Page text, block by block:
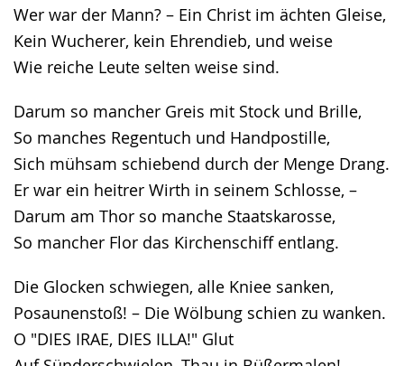
Wer war der Mann? – Ein Christ im ächten Gleise,
Kein Wucherer, kein Ehrendieb, und weise
Wie reiche Leute selten weise sind.
Darum so mancher Greis mit Stock und Brille,
So manches Regentuch und Handpostille,
Sich mühsam schiebend durch der Menge Drang.
Er war ein heitrer Wirth in seinem Schlosse, –
Darum am Thor so manche Staatskarosse,
So mancher Flor das Kirchenschiff entlang.
Die Glocken schwiegen, alle Kniee sanken,
Posaunenstoß! – Die Wölbung schien zu wanken.
O "DIES IRAE, DIES ILLA!" Glut